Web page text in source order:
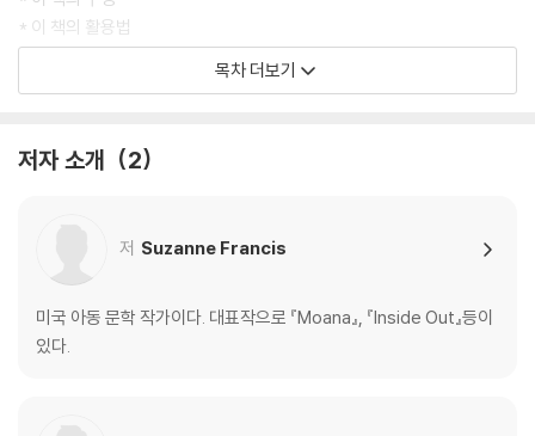
* 이 책의 활용법
* Chapter 1 ~ 20 Comprehension Quiz & Words list
목차 더보기
저자 소개 2
저 Suzanne Francis
미국 아동 문학 작가이다. 대표작으로 『Moana』, 『Inside Out』등이
있다.